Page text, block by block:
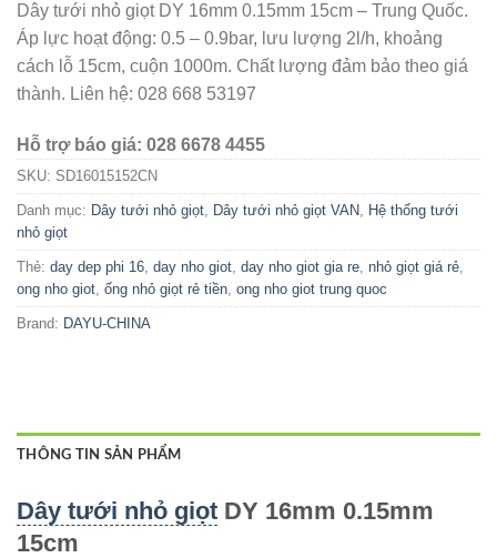
Dây tưới nhỏ giọt DY 16mm 0.15mm 15cm – Trung Quốc.
Áp lực hoạt động: 0.5 – 0.9bar, lưu lượng 2l/h, khoảng
cách lỗ 15cm, cuộn 1000m. Chất lượng đảm bảo theo giá
thành. Liên hệ: 028 668 53197
Hỗ trợ báo giá: 028 6678 4455
SKU: SD16015152CN
Danh mục: Dây tưới nhỏ giọt Dây tưới nhỏ giọt VAN
Hệ thống tưới
nhỏ giọt
Thẻ: day dep phi 16 day nho giot day nho giot gia re nhỏ giọt giá rẻ
ong nho giot ống nhỏ giọt rẻ tiền ong nho giot trung quoc
Brand: DAYU-CHINA
THÔNG TIN SẢN PHẨM
Dây tưới nhỏ giọt DY 16mm 0.15mm
15cm